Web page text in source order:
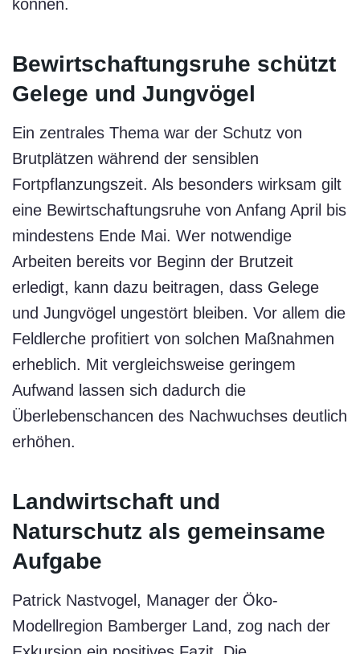
können.
Bewirtschaftungsruhe schützt
Gelege und Jungvögel
Ein zentrales Thema war der Schutz von
Brutplätzen während der sensiblen
Fortpflanzungszeit. Als besonders wirksam gilt
eine Bewirtschaftungsruhe von Anfang April bis
mindestens Ende Mai. Wer notwendige
Arbeiten bereits vor Beginn der Brutzeit
erledigt, kann dazu beitragen, dass Gelege
und Jungvögel ungestört bleiben. Vor allem die
Feldlerche profitiert von solchen Maßnahmen
erheblich. Mit vergleichsweise geringem
Aufwand lassen sich dadurch die
Überlebenschancen des Nachwuchses deutlich
erhöhen.
Landwirtschaft und
Naturschutz als gemeinsame
Aufgabe
Patrick Nastvogel, Manager der Öko-
Modellregion Bamberger Land, zog nach der